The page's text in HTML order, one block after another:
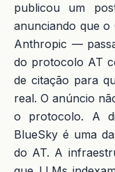
publicou um
anunciando que o
Anthropic —
do protocolo AT
de citação para
real. O anúncio
o protocolo. A
BlueSky é uma
do AT. A